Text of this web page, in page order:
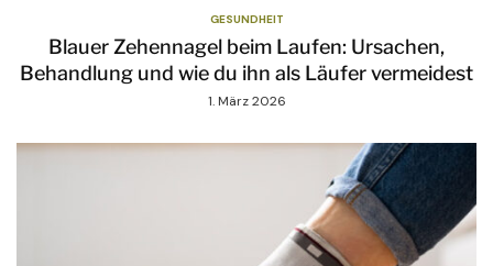
GESUNDHEIT
Blauer Zehennagel beim Laufen: Ursachen,
Behandlung und wie du ihn als Läufer vermeidest
1. März 2026